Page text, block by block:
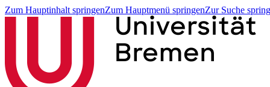
Zum Hauptinhalt springenZum Hauptmenü springenZur Suche